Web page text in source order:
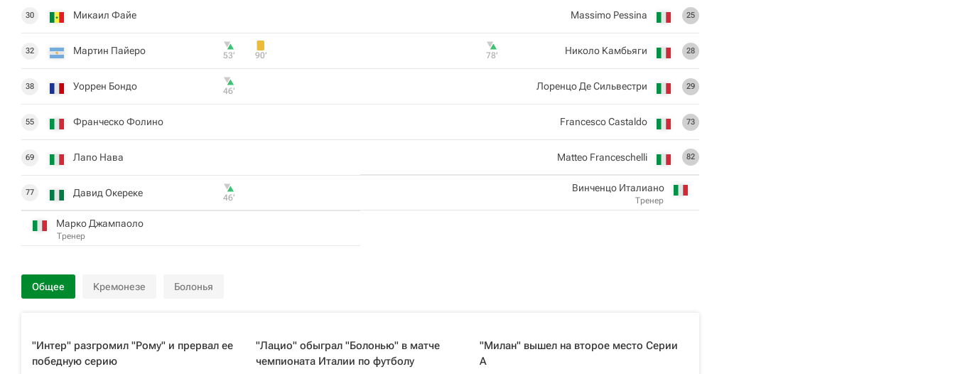
30 Микаил Файе
32 Мартин Пайеро 53‎’‎ 90‎’‎
38 Уоррен Бондо 46‎’‎
55 Франческо Фолино
69 Лапо Нава
77 Давид Окереке 46‎’‎
Марко Джампаоло
Тренер
25
Massimo Pessina
28
Николо Камбьяги
78‎’‎
29
Лоренцо Де Сильвестри
73
Francesco Castaldo
82
Matteo Franceschelli
Винченцо Италиано
Тренер
Общее Кремонезе Болонья
"Интер" разгромил "Рому" и прервал ее
победную серию
"Лацио" обыграл "Болонью" в матче
чемпионата Италии по футболу
"Милан" вышел на второе место Серии
А